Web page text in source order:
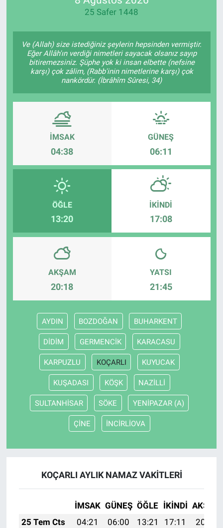
25 Safer 1448
Ve (Allah) size istediğiniz şeylerin hepsinden vermiştir.
Eğer Allâh'ın verdiği nimetleri sayacak olsanız sayıp
bitiremezsiniz. Şüphe yok ki insan elbette (nefsine
karşı) çok zâlim, (Rabb'inin nimetlerine karşı) çok
nankördür. (İbrâhîm Sûresi, 34)
İMSAK
04:38
GÜNEŞ
06:11
ÖĞLE
13:20
İKINDI
17:08
AKŞAM
20:18
YATSI
21:45
AYDIN BOZDOĞAN BUHARKENT
DİDİM GERMENCİK KARACASU
KARPUZLU KOÇARLI KUYUCAK
KUŞADASI KÖŞK NAZİLLİ
SULTANHİSAR SÖKE YENİPAZAR (A)
ÇİNE İNCİRLİOVA
KOÇARLI AYLIK NAMAZ VAKITLERI
İMSAK GÜNEŞ ÖĞLE İKINDI AKŞAM
25 Tem Cts
04:21 06:00 13:21 17:11
20:32
Resmi İlanlar
Sağlık
Son Dakika